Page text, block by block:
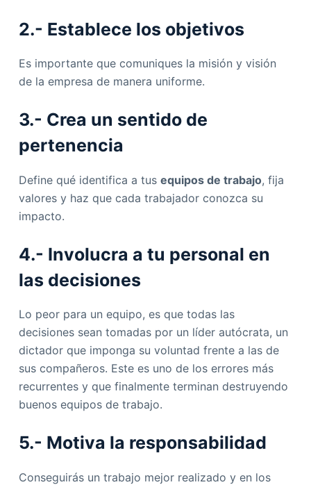
2.- Establece los objetivos
Es importante que comuniques la misión y visión
de la empresa de manera uniforme.
3.- Crea un sentido de
pertenencia
Define qué identifica a tus equipos de trabajo, fija
valores y haz que cada trabajador conozca su
impacto.
4.- Involucra a tu personal en
las decisiones
Lo peor para un equipo, es que todas las
decisiones sean tomadas por un líder autócrata, un
dictador que imponga su voluntad frente a las de
sus compañeros. Este es uno de los errores más
recurrentes y que finalmente terminan destruyendo
buenos equipos de trabajo.
5.- Motiva la responsabilidad
Conseguirás un trabajo mejor realizado y en los